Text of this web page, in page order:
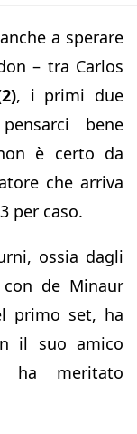
a sperare
– tra Carlos
, i primi due
bene
è certo da
che arriva
per caso.
ossia dagli
de Minaur
primo set, ha
il suo amico
ha meritato